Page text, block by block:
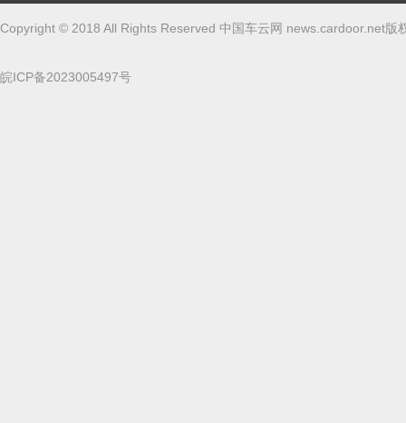
Copyright © 2018 All Rights Reserved 中国车云网 news.cardoor.net版
皖ICP备2023005497号